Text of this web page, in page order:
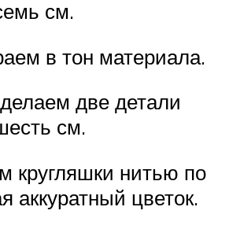
см.
в тон материала.
две детали
см.
кругляшки нитью по
аккуратный цветок.